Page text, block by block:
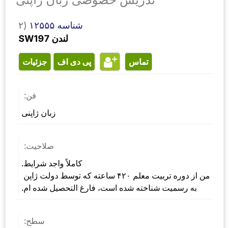
۲)
شناسه ۱۲۵۵۵
SW197 لندن
جزئیات پی دی اف تماس
فن:
زبان ژاپنی
صلاحیت:
به رسمیت شناخته شده است، فارغ التحصیل شده ام.
سطح: